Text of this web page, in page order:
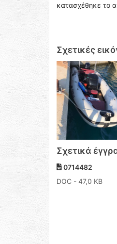
κατασχέθηκε το
Σχετικές
Σχετικά
0714482
DOC - 47,0 KB